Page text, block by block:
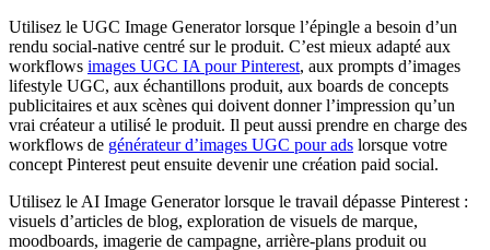
Utilisez le UGC Image Generator lorsque l’épingle a besoin d’un
rendu social-native centré sur le produit. C’est mieux adapté aux
workflows images UGC IA pour Pinterest, aux prompts d’images
lifestyle UGC, aux échantillons produit, aux boards de concepts
publicitaires et aux scènes qui doivent donner l’impression qu’un
vrai créateur a utilisé le produit. Il peut aussi prendre en charge des
workflows de générateur d’images UGC pour ads lorsque votre
concept Pinterest peut ensuite devenir une création paid social.
Utilisez le AI Image Generator lorsque le travail dépasse Pinterest :
visuels d’articles de blog, exploration de visuels de marque,
moodboards, imagerie de campagne, arrière-plans produit ou